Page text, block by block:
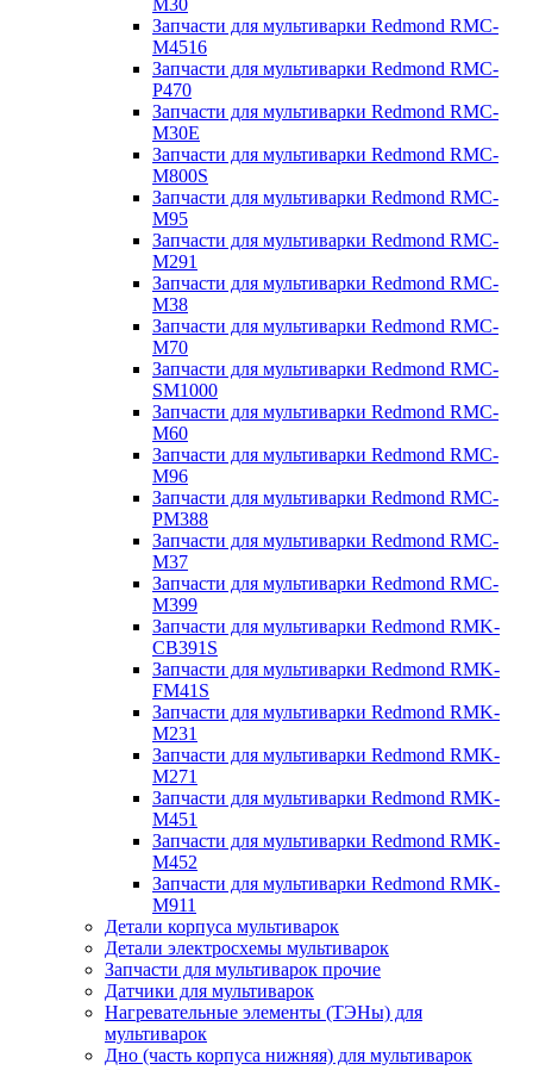
M30
Запчасти для мультиварки Redmond RMC-
M4516
Запчасти для мультиварки Redmond RMC-
P470
Запчасти для мультиварки Redmond RMC-
M30E
Запчасти для мультиварки Redmond RMC-
M800S
Запчасти для мультиварки Redmond RMC-
M95
Запчасти для мультиварки Redmond RMC-
M291
Запчасти для мультиварки Redmond RMC-
M38
Запчасти для мультиварки Redmond RMC-
M70
Запчасти для мультиварки Redmond RMC-
SM1000
Запчасти для мультиварки Redmond RMC-
M60
Запчасти для мультиварки Redmond RMC-
M96
Запчасти для мультиварки Redmond RMC-
PM388
Запчасти для мультиварки Redmond RMC-
M37
Запчасти для мультиварки Redmond RMC-
M399
Запчасти для мультиварки Redmond RMK-
CB391S
Запчасти для мультиварки Redmond RMK-
FM41S
Запчасти для мультиварки Redmond RMK-
M231
Запчасти для мультиварки Redmond RMK-
M271
Запчасти для мультиварки Redmond RMK-
M451
Запчасти для мультиварки Redmond RMK-
M452
Запчасти для мультиварки Redmond RMK-
M911
Детали корпуса мультиварок
Детали электросхемы мультиварок
Запчасти для мультиварок прочие
Датчики для мультиварок
Нагревательные элементы (ТЭНы) для
мультиварок
Дно (часть корпуса нижняя) для мультиварок